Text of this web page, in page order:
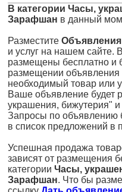
В категории Часы,
Зарафшан в данный
Разместите Объявления
и услуг на нашем сайте.
размещены бесплатно и
размещении объявления
необходимый товар или
Ваше объявление будет
украшения, бижутерия"
Запросы по объявлению
в список предложений в
Успешная продажа
зависят от размещения
категории Часы,
Зарафшан. Что бы